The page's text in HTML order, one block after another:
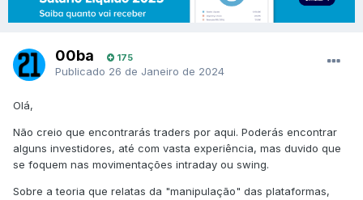
00ba 175
Publicado 26 de Janeiro de 2024
Olá,
Não creio que encontrarás traders por aqui. Poderás encontrar
alguns investidores, até com vasta experiência, mas duvido que
se foquem nas movimentações intraday ou swing.
Sobre a teoria que relatas da "manipulação" das plataformas,